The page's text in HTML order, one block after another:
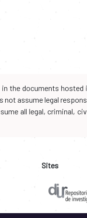
the documents
assume legal
all legal, criminal,
Sites